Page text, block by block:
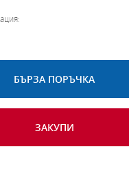
БЪРЗА ПОРЪЧКА
ЗАКУПИ